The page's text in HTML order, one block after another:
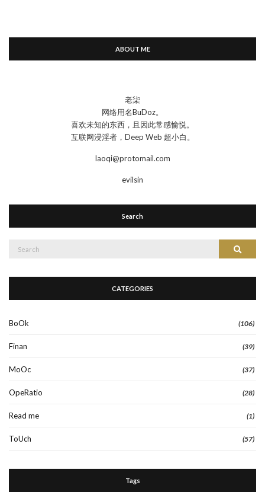
ABOUT ME
老柒
网络用名BuDoz。
喜欢未知的东西，且因此常感愉悦。
互联网浸淫者，Deep Web 超小白。
laoqi@protomail.com
evilsin
Search
Search
CATEGORIES
BoOk (106)
Finan (39)
MoOc (37)
OpeRatio (28)
Read me (1)
ToUch (57)
Tags